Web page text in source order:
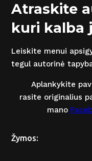
Atraskite
kuri kalba
Leiskite menui
tegul autorinė
Aplankykite
rasite originalius
mano
Žymos: